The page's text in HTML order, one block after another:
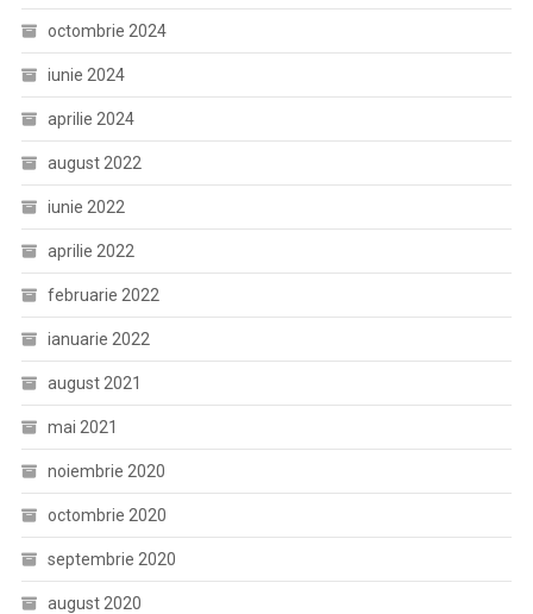
octombrie 2024
iunie 2024
aprilie 2024
august 2022
iunie 2022
aprilie 2022
februarie 2022
ianuarie 2022
august 2021
mai 2021
noiembrie 2020
octombrie 2020
septembrie 2020
august 2020